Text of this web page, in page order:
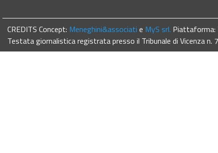
CREDITS Concept: Meneghini&associati e MyS srl. Piattaforma:
Testata giornalistica registrata presso il Tribunale di Vicenza n.